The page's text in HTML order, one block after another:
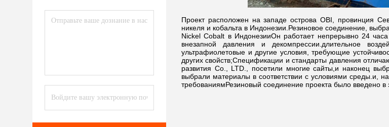
Проект расположен на западе острова OBI, провинция
никеля и кобальта в Индонезии.Резиновое соединение,
Nickel Cobalt в ИндонезииОн работает непрерывно 24
внезапной давления и декомпрессии.длительное
ультрафиолетовые и другие условия, требующие
других свойств;Спецификации и стандарты давления
развития Co., LTD., посетили многие сайты,и наконец
выбрали материалы в соответствии с условиями среды.и,
требованиямРезиновый соединение проекта было введено